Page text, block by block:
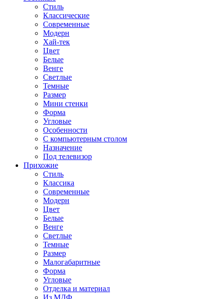
Стиль
Классические
Современные
Модерн
Хай-тек
Цвет
Белые
Венге
Светлые
Темные
Размер
Мини стенки
Форма
Угловые
Особенности
С компьютерным столом
Назначение
Под телевизор
Прихожие
Стиль
Классика
Современные
Модерн
Цвет
Белые
Венге
Светлые
Темные
Размер
Малогабаритные
Форма
Угловые
Отделка и материал
Из МДФ